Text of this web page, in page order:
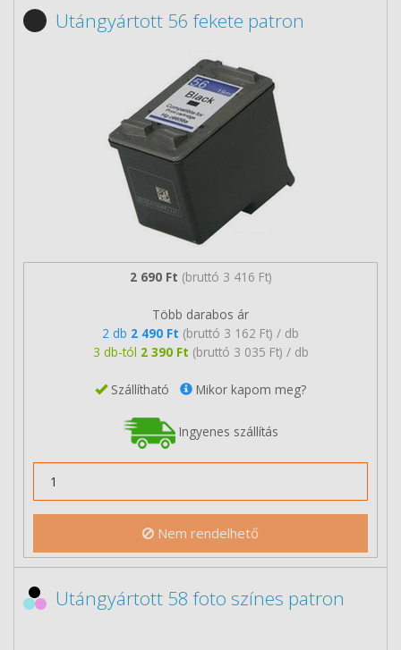
Utángyártott 56 fekete patron
2 690 Ft (bruttó 3 416 Ft)
Több darabos ár
2 db 2 490 Ft (bruttó 3 162 Ft) / db
3 db-tól 2 390 Ft (bruttó 3 035 Ft) / db
Szállítható Mikor kapom meg?
Ingyenes szállítás
Nem rendelhető
Utángyártott 58 foto színes patron